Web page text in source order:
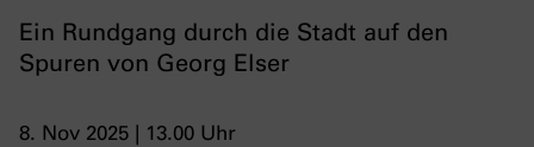
Ein Rundgang durch die Stadt auf den
Spuren von Georg Elser
8. Nov 2025 | 13.00 Uhr